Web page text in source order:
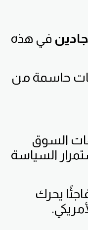
في هذه
حاسمة من
السوق
السياسة
يحرك